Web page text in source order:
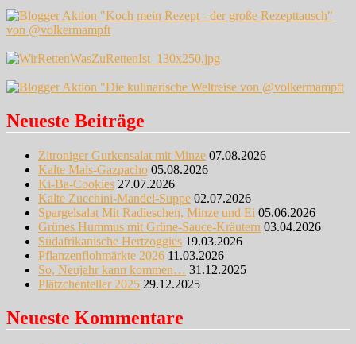
Neueste Beiträge
Zitroniger Gurkensalat mit Minze 07.08.2026
Kalte Mais-Gazpacho 05.08.2026
Ki-Ba-Cookies 27.07.2026
Kalte Zucchini-Mandel-Suppe 02.07.2026
Spargelsalat Mit Radieschen, Minze und Ei 05.06.2026
Grünes Hummus mit Grüne-Sauce-Kräutern 03.04.2026
Südafrikanische Hertzoggies 19.03.2026
Pflanzenflohmärkte 2026 11.03.2026
So, Neujahr kann kommen… 31.12.2025
Plätzchenteller 2025 29.12.2025
Neueste Kommentare